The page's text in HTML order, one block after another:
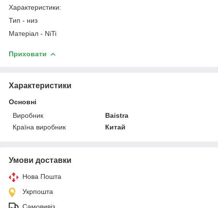
Характеристики:
Тип - низ
Матеріал - NiTi
Приховати
Характеристики
Основні
Виробник
Baistra
Країна виробник
Китай
Умови доставки
Нова Пошта
Укрпошта
Самовивіз